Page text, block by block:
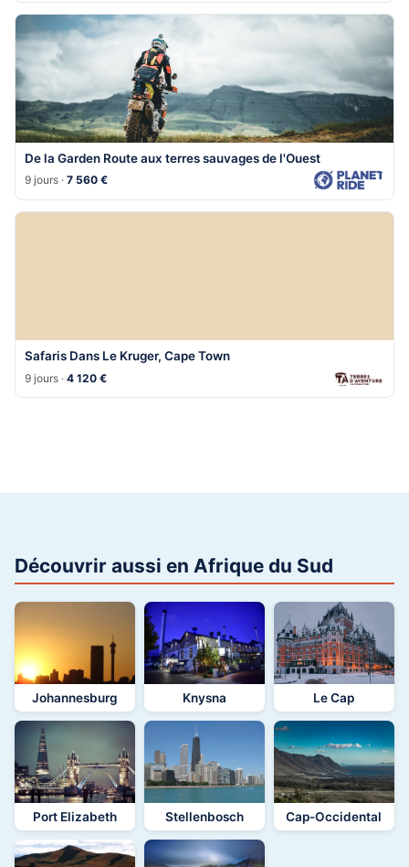
De la Garden Route aux terres sauvages de l'Ouest
9 jours ·7 560 €
Safaris Dans Le Kruger, Cape Town
9 jours ·4 120 €
Découvrir aussi en Afrique du Sud
Johannesburg Knysna Le Cap
Port Elizabeth Stellenbosch Cap-Occidental